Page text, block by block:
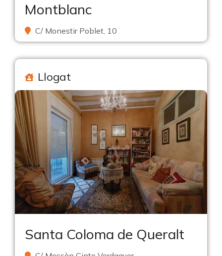
Montblanc
C/ Monestir Poblet, 10
Llogat
Santa Coloma de Queralt